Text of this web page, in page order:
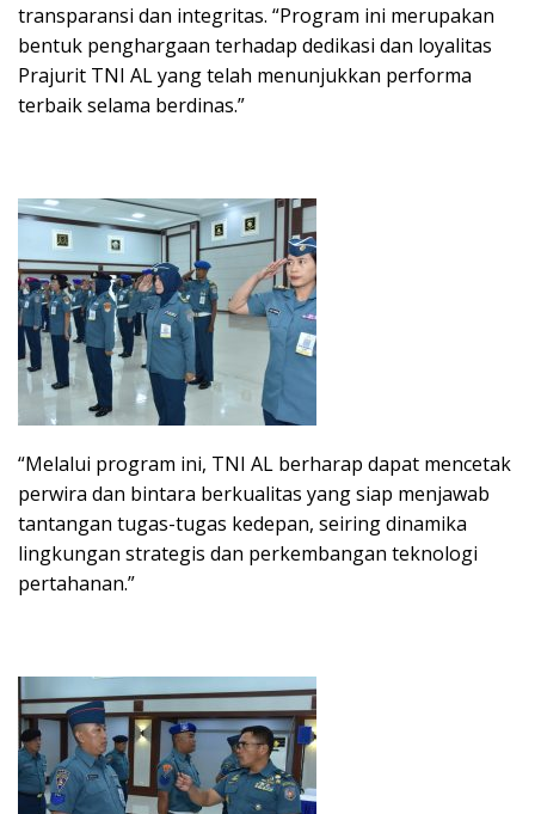
transparansi dan integritas. “Program ini merupakan
bentuk penghargaan terhadap dedikasi dan loyalitas
Prajurit TNI AL yang telah menunjukkan performa
terbaik selama berdinas.”
“Melalui program ini, TNI AL berharap dapat mencetak
perwira dan bintara berkualitas yang siap menjawab
tantangan tugas-tugas kedepan, seiring dinamika
lingkungan strategis dan perkembangan teknologi
pertahanan.”